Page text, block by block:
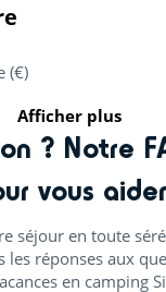
(€)
Afficher plus
? Notre
vous aider
séjour en toute
les réponses aux
en camping